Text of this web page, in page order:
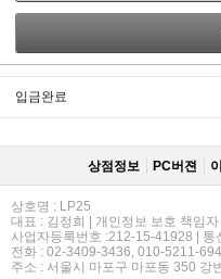
입금완료
상점정보 PC버젼
상호명 : LP25
대표 : 김정희 | 개인정보 보호 책임자
사업자등록번호 :212-15-41928 |
전화 : 02-3409-3436, 010-5211-
주소 : 서울시 마포구 마포동 350 강